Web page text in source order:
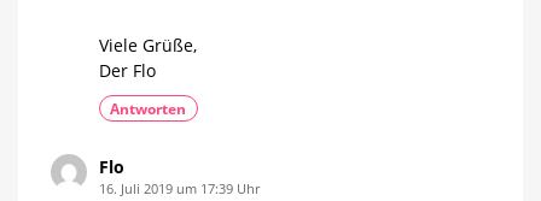
Viele Grüße,
Der Flo
Antworten
Flo
16. Juli 2019 um 17:39 Uhr